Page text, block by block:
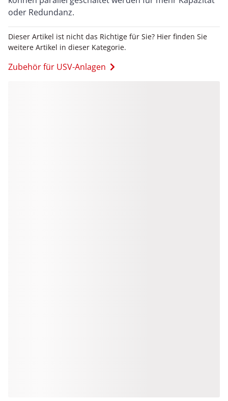
oder Redundanz.
Dieser Artikel ist nicht das Richtige für Sie? Hier finden Sie
weitere Artikel in dieser Kategorie.
Zubehör für USV-Anlagen